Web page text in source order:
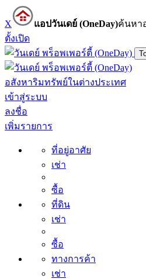
X แอปวันเดย์ (OneDay)ค้นหา
ตั้งเปิด
อสังหาริมทรัพย์ในต่างประเทศ
เข้าสู่ระบบ
ลงชื่อ
เพิ่มรายการ
ที่อยู่อาศัย
เช่า
ซื้อ
ที่ดิน
เช่า
ซื้อ
ทางการค้า
เช่า